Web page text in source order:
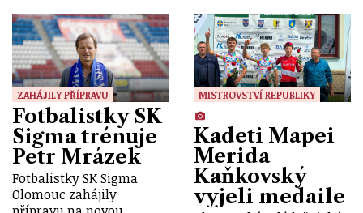
ZAHÁJILY PŘÍPRAVU
Fotbalistky SK
Sigma trénuje
Petr Mrázek
Fotbalistky SK Sigma
Olomouc zahájily
MISTROVSTVÍ REPUBLIKY
Kadeti Mapei
Merida
Kaňkovský
vyjeli medaile